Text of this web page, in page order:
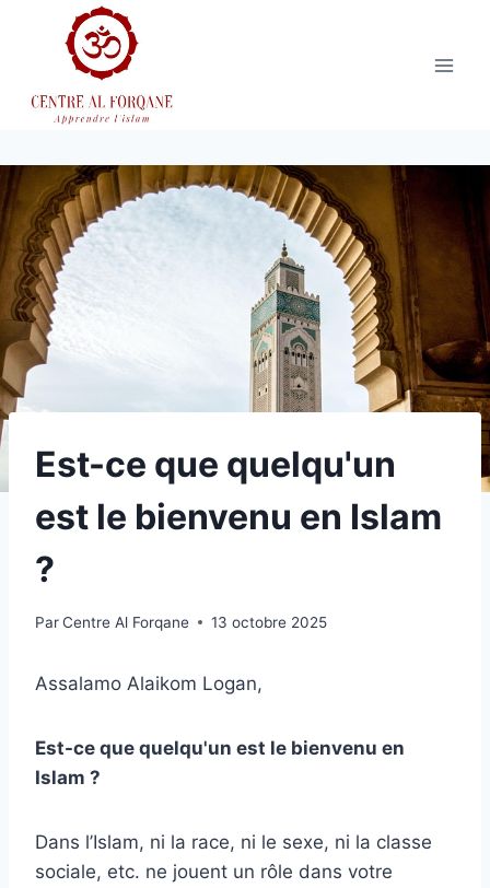
Est-ce que quelqu'un
est le bienvenu en Islam
?
ParCentre Al Forqane 13 octobre 2025
Assalamo Alaikom Logan,
Est-ce que quelqu'un est le bienvenu en
Islam ?
Dans l’Islam, ni la race, ni le sexe, ni la classe
sociale, etc. ne jouent un rôle dans votre